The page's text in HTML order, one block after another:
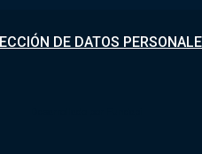
DE DATOS